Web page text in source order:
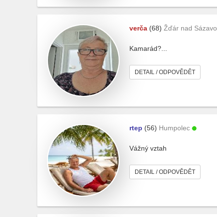
verča (68) Žďár nad
Kamarád?...
DETAIL / ODPOVĚDĚT
rtep (56) Humpolec
Vážný vztah
DETAIL / ODPOVĚDĚT